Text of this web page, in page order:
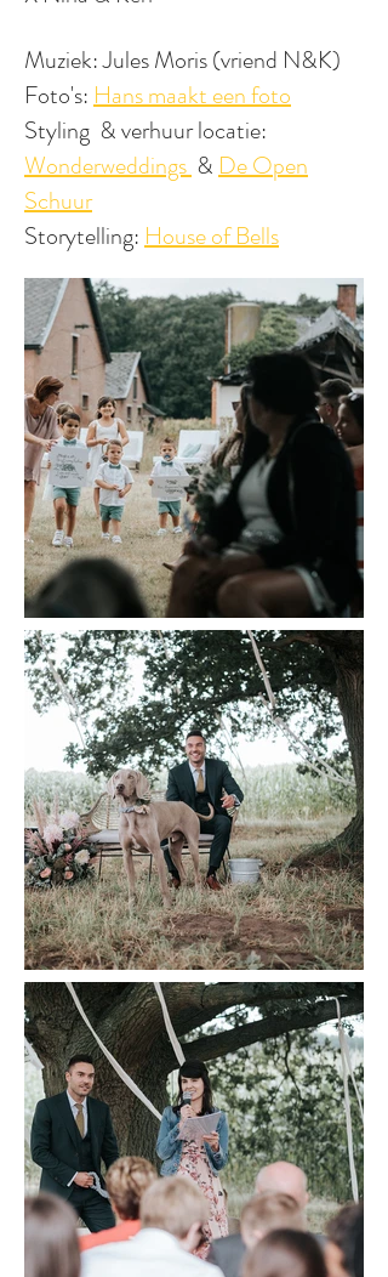
Muziek: Jules Moris (vriend N&K)
Foto's:Hans maakt een foto
Styling & verhuur locatie:
Wonderweddings&De Open
Schuur
Storytelling:House of Bells